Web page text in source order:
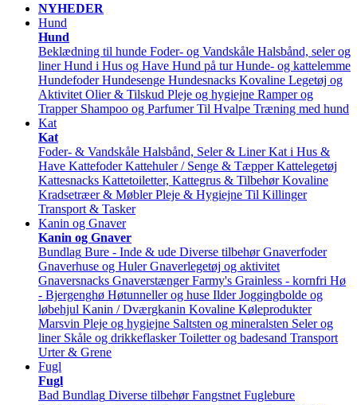
NYHEDER
Hund
Hund
Beklædning til hunde Foder- og Vandskåle Halsbånd, seler og
liner Hund i Hus og Have Hund på tur Hunde- og kattelemme
Hundefoder Hundesenge Hundesnacks Kovaline Legetøj og
Aktivitet Olier & Tilskud Pleje og hygiejne Ramper og
Trapper Shampoo og Parfumer Til Hvalpe Træning med hund
Kat
Kat
Foder- & Vandskåle Halsbånd, Seler & Liner Kat i Hus &
Have Kattefoder Kattehuler / Senge & Tæpper Kattelegetøj
Kattesnacks Kattetoiletter, Kattegrus & Tilbehør Kovaline
Kradsetræer & Møbler Pleje & Hygiejne Til Killinger
Transport & Tasker
Kanin og Gnaver
Kanin og Gnaver
Bundlag Bure - Inde & ude Diverse tilbehør Gnaverfoder
Gnaverhuse og Huler Gnaverlegetøj og aktivitet
Gnaversnacks Gnaverstænger Farmy's Grainless - kornfri Hø
- Bjergenghø Høtunneller og huse Ilder Joggingbolde og
løbehjul Kanin / Dværgkanin Kovaline Køleprodukter
Marsvin Pleje og hygiejne Saltsten og mineralsten Seler og
liner Skåle og drikkeflasker Toiletter og badesand Transport
Urter & Grene
Fugl
Fugl
Bad Bundlag Diverse tilbehør Fangstnet Fuglebure